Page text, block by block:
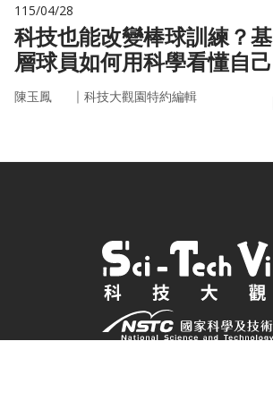
115/04/28
科技也能改變棒球訓練？基
層球員如何用科學看懂自己
陳玉鳳 ｜ 科技大觀園特約編輯